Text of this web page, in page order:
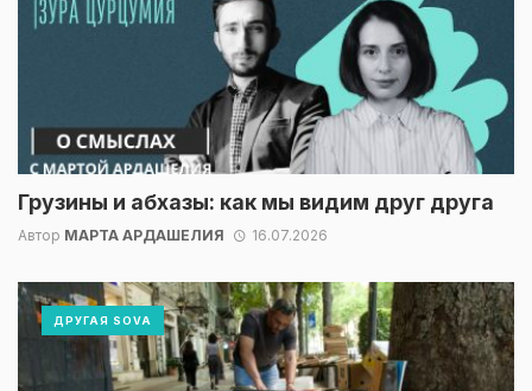
Грузины и абхазы: как мы видим друг друга
Автор МАРТА АРДАШЕЛИЯ 16.07.2026
ДРУГАЯ SOVA